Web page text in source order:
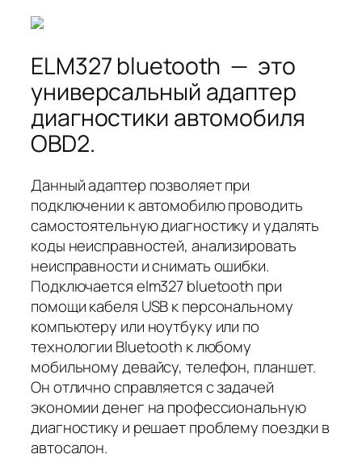
ELM327 bluetooth — это
универсальный адаптер
диагностики автомобиля
OBD2.
Данный адаптер позволяет при
подключении к автомобилю проводить
самостоятельную диагностику и удалять
коды неисправностей, анализировать
неисправности и снимать ошибки.
Подключается elm327 bluetooth при
помощи кабеля USB к персональному
компьютеру или ноутбуку или по
технологии Bluetooth к любому
мобильному девайсу, телефон, планшет.
Он отлично справляется с задачей
экономии денег на профессиональную
диагностику и решает проблему поездки в
автосалон.